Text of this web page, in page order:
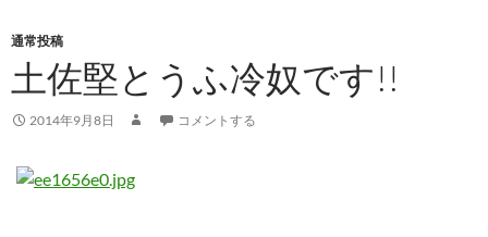
ン
へ
キ
プ
通常投稿
土佐堅とうふ冷奴です!!
2014年9月8日 コメントする